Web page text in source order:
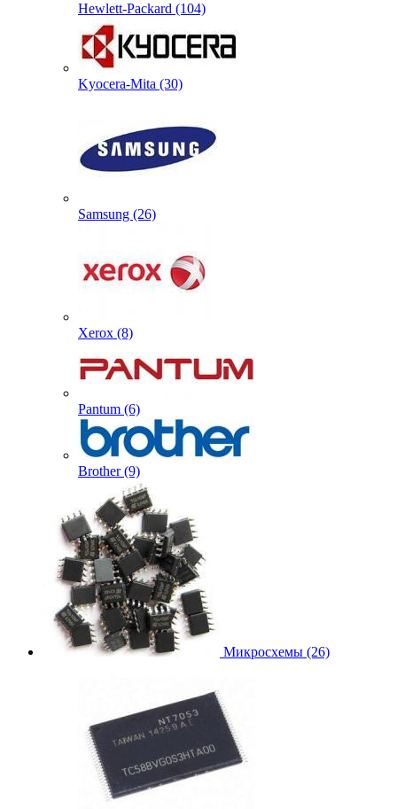
Hewlett-Packard (104)
Kyocera-Mita (30)
Samsung (26)
Xerox (8)
Pantum (6)
Brother (9)
Микросхемы (26)